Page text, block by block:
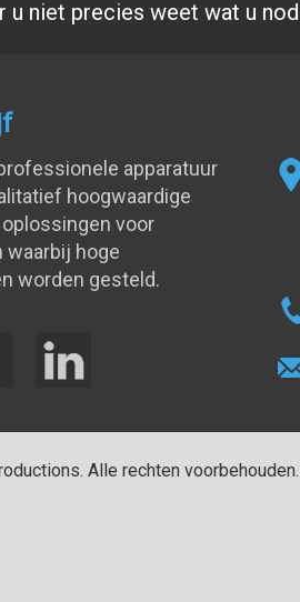
u niet precies weet wat u
apparatuur
hoogwaardige
voor
waarbij hoge
worden gesteld.
. Alle rechten voorbehouden.